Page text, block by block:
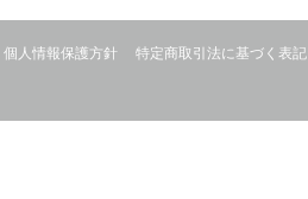
個人情報保護方針 特定商取引法に基づく表記